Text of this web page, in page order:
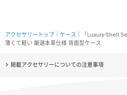
アクセサリートップ ケース ｜「Luxury-Shell
薄くて軽い 厳選本革仕様 背面型ケース
掲載アクセサリーについての注意事項